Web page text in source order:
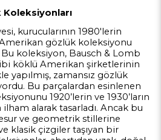
Koleksiyonları
kurucularının 1980'lerin
gözlük koleksiyonu
Bu koleksiyon, Bausch & Lomb
köklü Amerikan şirketlerinin
yapılmış, zamansız gözlük
Bu parçalardan esinlenen
1920’lerin ve 1930’ların
alarak tasarladı. Ancak bu
ve geometrik stillerine
klasik çizgiler taşıyan bir